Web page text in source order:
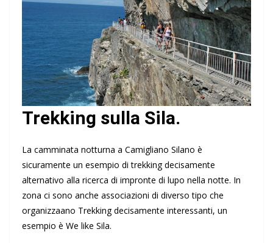
Trekking sulla Sila.
La camminata notturna a Camigliano Silano è
sicuramente un esempio di trekking decisamente
alternativo alla ricerca di impronte di lupo nella notte. In
zona ci sono anche associazioni di diverso tipo che
organizzaano Trekking decisamente interessanti, un
esempio è We like Sila.